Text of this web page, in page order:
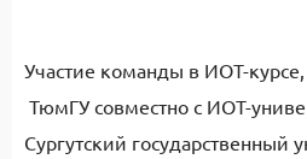
Участие команды в ИОТ-
ТюмГУ совместно с ИОТ-
Сургутский государственный